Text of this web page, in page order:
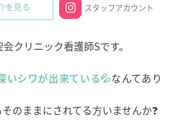
を見る スタッフアカウント
クリニック看護師Sです。
いシワが出来ている💦なんてあり
のままにされてる方いませんか❓